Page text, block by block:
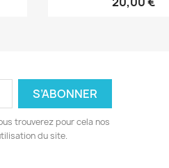
trouverez pour cela nos
du site.